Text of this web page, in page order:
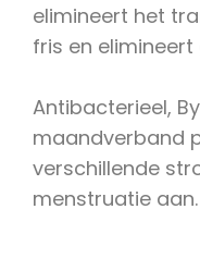
elimineert het
fris en elimineert
Antibacterieel,
maandverband
verschillende
menstruatie aan.